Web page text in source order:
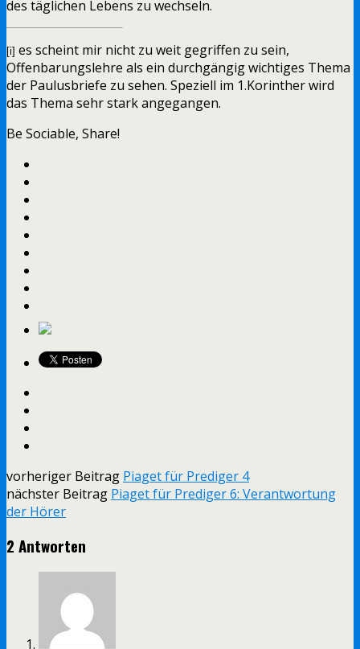
des täglichen Lebens zu wechseln.
[i] es scheint mir nicht zu weit gegriffen zu sein,
Offenbarungslehre als ein durchgängig wichtiges Thema
der Paulusbriefe zu sehen. Speziell im 1.Korinther wird
das Thema sehr stark angegangen.
Be Sociable, Share!
vorheriger Beitrag Piaget für Prediger 4
nächster Beitrag Piaget für Prediger 6: Verantwortung
der Hörer
2 Antworten